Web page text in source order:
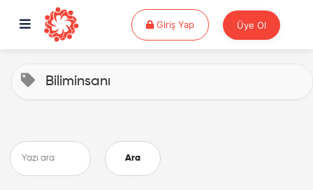
Giriş YapGiriş Yap Üye Ol
Biliminsanı
Ara